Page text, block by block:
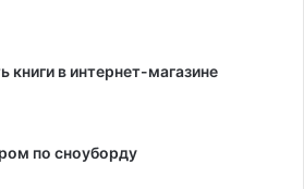
книги в интернет-магазине
по сноуборду